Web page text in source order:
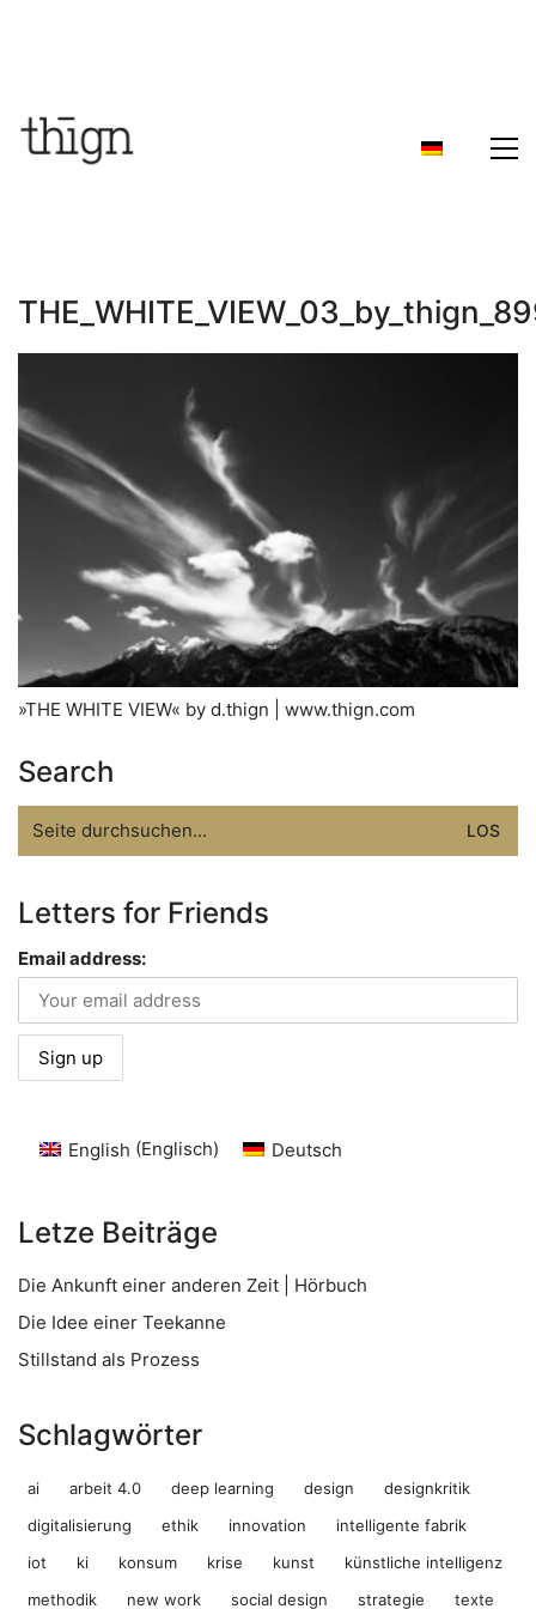
»THE WHITE VIEW« by d.thign | www.thign.com
Search
for:
Letters for Friends
Email address:
English (Englisch) Deutsch
Letze Beiträge
Die Ankunft einer anderen Zeit | Hörbuch
Die Idee einer Teekanne
Stillstand als Prozess
Schlagwörter
ai arbeit 4.0 deep learning design
designkritik
digitalisierung
ethik innovation
intelligente fabrik
iot
ki konsum krise kunst
künstliche intelligenz
methodik
new work social design strategie texte